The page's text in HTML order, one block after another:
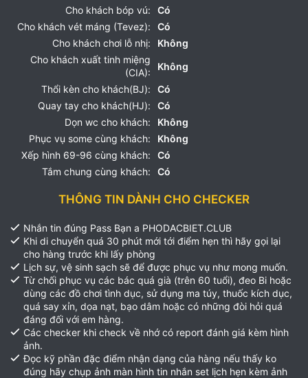
Cho khách bóp vú:
Có
Cho khách vét máng (Tevez):
Có
Cho khách chơi lỗ nhị:
Không
Cho khách xuất tinh miệng
(CIA):
Không
Thổi kèn cho khách(BJ):
Có
Quay tay cho khách(HJ):
Có
Dọn wc cho khách:
Không
Phục vụ some cùng khách:
Không
Xếp hình 69-96 cùng khách:
Có
Tắm chung cùng khách:
Có
THÔNG TIN DÀNH CHO CHECKER
Nhắn tin đúng Pass Bạn a PHODACBIET.CLUB
Khi di chuyển quá 30 phút mới tới điểm hẹn thì hãy gọi lại
cho hàng trước khi lấy phòng
Lịch sự, vệ sinh sạch sẽ để được phục vụ như mong muốn.
Từ chối phục vụ các bác quá già (trên 60 tuổi), đeo Bi hoặc
dùng các đồ chơi tình dục, sử dụng ma túy, thuốc kích dục,
quá say xỉn, dọa nạt, bạo dâm hoặc có những đòi hỏi quá
đáng đối với em hàng.
Các checker khi check về nhớ có report đánh giá kèm hình
ảnh.
Đọc kỹ phần đặc điểm nhận dạng của hàng nếu thấy ko
đúng hãy chụp ảnh màn hình tin nhắn set lịch hẹn kèm ảnh